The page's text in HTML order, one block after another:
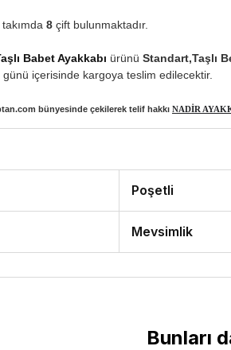
8 çift bulunmaktadır.
Babet Ayakkabı ürünü Standart,Taşlı
içerisinde kargoya teslim edilecektir.
bünyesinde çekilerek telif hakkı NADİR
Poşetli
Mevsimlik
Bunları